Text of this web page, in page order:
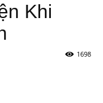
Khi
1698